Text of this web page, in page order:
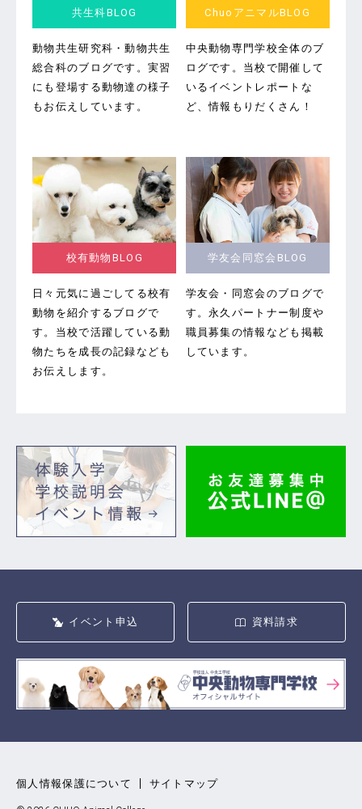
共生科BLOG
動物共生研究科・動物共生
総合科のブログです。 実習
にも登場する動物達の様子
もお伝えしています。
ChuoアニマルBLOG
中央動物専門学校全体のブ
ログです。 当校で開催して
いるイベントレポートな
ど、情報もりだくさん！
校有動物BLOG
日々元気に過ごしてる校有
動物を紹介するブログで
す。当校で活躍している動
物たちを成長の記録なども
お伝えします。
学友会同窓会BLOG
学友会・同窓会のブログで
す。永久パートナー制度や
職員募集の情報なども掲載
しています。
イベント申込 資料請求
個人情報保護について サイトマップ